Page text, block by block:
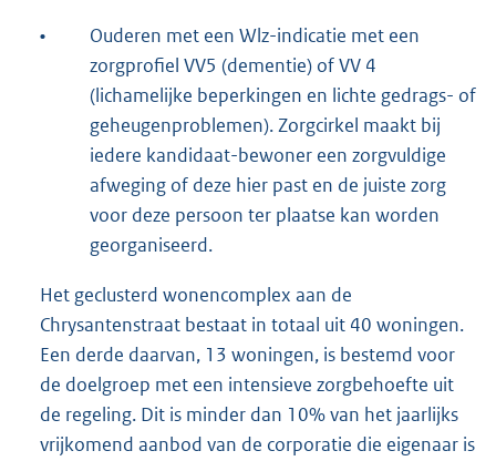
•
Ouderen met een Wlz-indicatie met een
zorgprofiel VV5 (dementie) of VV 4
(lichamelijke beperkingen en lichte gedrags- of
geheugenproblemen). Zorgcirkel maakt bij
iedere kandidaat-bewoner een zorgvuldige
afweging of deze hier past en de juiste zorg
voor deze persoon ter plaatse kan worden
georganiseerd.
Het geclusterd wonencomplex aan de
Chrysantenstraat bestaat in totaal uit 40 woningen.
Een derde daarvan, 13 woningen, is bestemd voor
de doelgroep met een intensieve zorgbehoefte uit
de regeling. Dit is minder dan 10% van het jaarlijks
vrijkomend aanbod van de corporatie die eigenaar is